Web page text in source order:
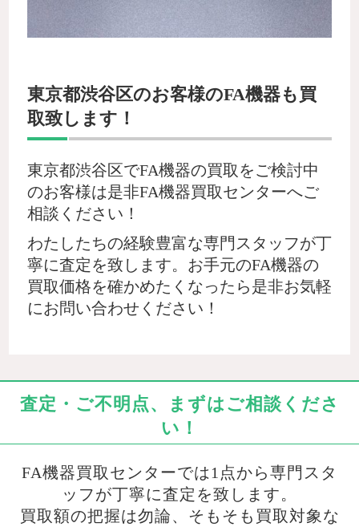
東京都渋谷区のお客様のFA機器も買
取致します！
東京都渋谷区でFA機器の買取をご検討中
のお客様は是非FA機器買取センターへご
相談ください！
わたしたちの経験豊富な専門スタッフが丁
寧に査定を致します。お手元のFA機器の
買取価格を確かめたくなったら是非お気軽
にお問い合わせください！
査定・ご不明点、まずはご相談くださ
い！
FA機器買取センターでは1点から専門スタ
ッフが丁寧に査定を致します。
買取額の把握は勿論、そもそも買取対象な